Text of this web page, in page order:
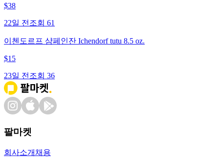
$38
22일 전 조회 61
이첸도르프 샴페인잔 Ichendorf tutu 8.5 oz.
$15
23일 전 조회 36
팔마켓
회사소개 채용